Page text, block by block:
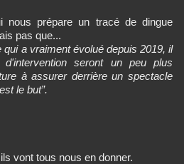
nous prépare un tracé de dingue
pas que...
qui a vraiment évolué depuis 2019, il
seront un peu plus
à assurer derrière un spectacle
le but”.
vont tous nous en donner.